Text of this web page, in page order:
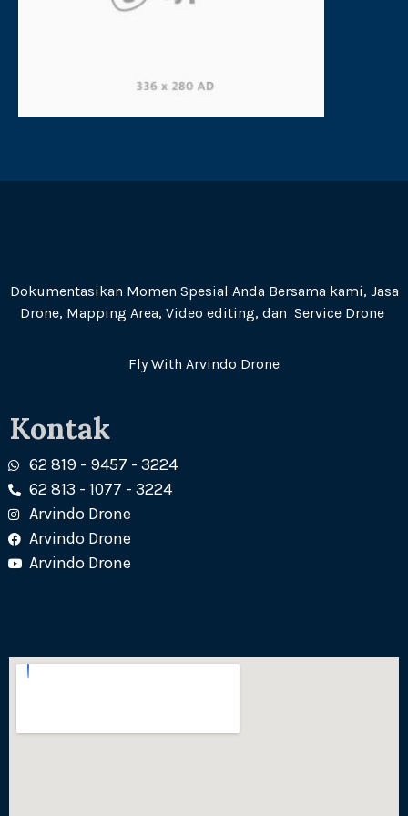
Dokumentasikan Momen Spesial Anda Bersama kami, Jasa
Drone, Mapping Area, Video editing, dan Service Drone
Fly With Arvindo Drone
Kontak
62 819 - 9457 - 3224
62 813 - 1077 - 3224
Arvindo Drone
Arvindo Drone
Arvindo Drone